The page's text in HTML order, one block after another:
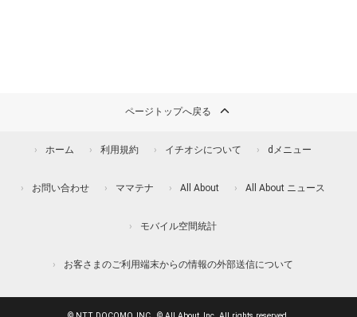
ページトップへ戻る
ホーム 利用規約 イチオシについて dメニュー
お問い合わせ ママテナ All About All About ニュース
モバイル空間統計
お客さまのご利用端末からの情報の外部送信について